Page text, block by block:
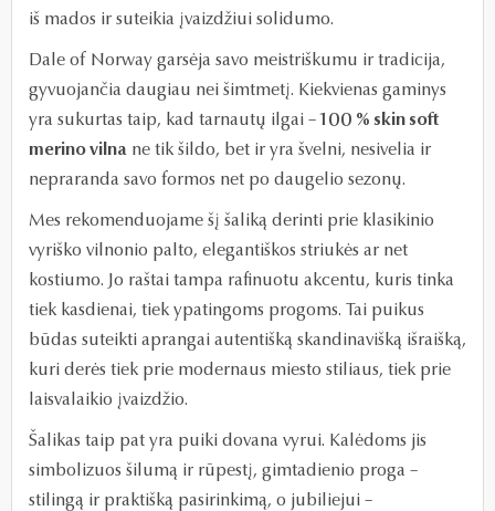
iš mados ir suteikia įvaizdžiui solidumo.
Dale of Norway garsėja savo meistriškumu ir tradicija,
gyvuojančia daugiau nei šimtmetį. Kiekvienas gaminys
yra sukurtas taip, kad tarnautų ilgai –100 % skin soft
merino vilna ne tik šildo, bet ir yra švelni, nesivelia ir
nepraranda savo formos net po daugelio sezonų.
Mes rekomenduojame šį šaliką derinti prie klasikinio
vyriško vilnonio palto, elegantiškos striukės ar net
kostiumo. Jo raštai tampa rafinuotu akcentu, kuris tinka
tiek kasdienai, tiek ypatingoms progoms. Tai puikus
būdas suteikti aprangai autentišką skandinavišką išraišką,
kuri derės tiek prie modernaus miesto stiliaus, tiek prie
laisvalaikio įvaizdžio.
Šalikas taip pat yra puiki dovana vyrui. Kalėdoms jis
simbolizuos šilumą ir rūpestį, gimtadienio proga –
stilingą ir praktišką pasirinkimą, o jubiliejui –